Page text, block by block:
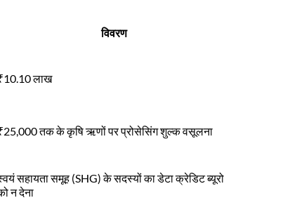
विवरण
लाख
तक के कृषि ऋणों पर प्रोसेसिंग शुल्क वसूलना
सहायता समूह (SHG) के सदस्यों का डेटा क्रेडिट ब्यूरो
न देना